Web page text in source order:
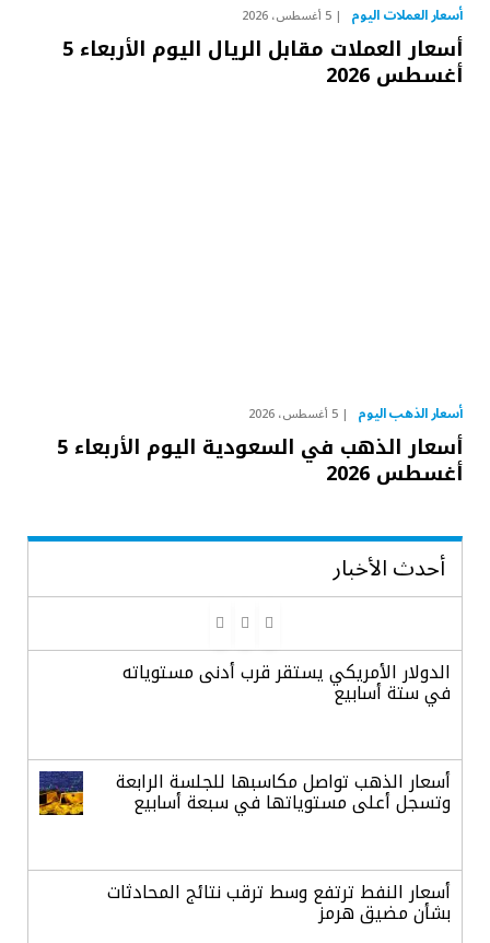
أسعار العملات اليوم 5 أغسطس، 2026
أسعار العملات مقابل الريال اليوم الأربعاء 5
أغسطس 2026
أسعار الذهب اليوم 5 أغسطس، 2026
أسعار الذهب في السعودية اليوم الأربعاء 5
أغسطس 2026
أحدث الأخبار
الدولار الأمريكي يستقر قرب أدنى مستوياته
في ستة أسابيع
أسعار الذهب تواصل مكاسبها للجلسة الرابعة
وتسجل أعلى مستوياتها في سبعة أسابيع
أسعار النفط ترتفع وسط ترقب نتائج المحادثات
بشأن مضيق هرمز